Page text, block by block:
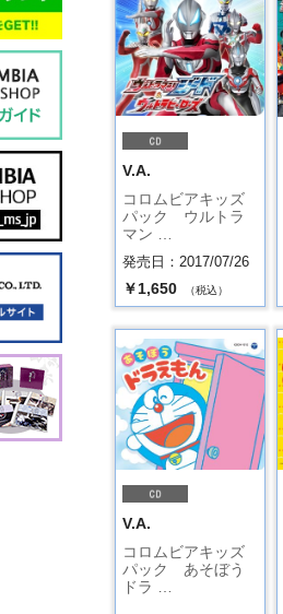
V.A.
コロムビアキッズ
パック ウルトラ
マン …
発売日：2017/07/26
￥1,650 （税込）
V.A.
コロムビアキッズ
パック あそぼう
ドラ …